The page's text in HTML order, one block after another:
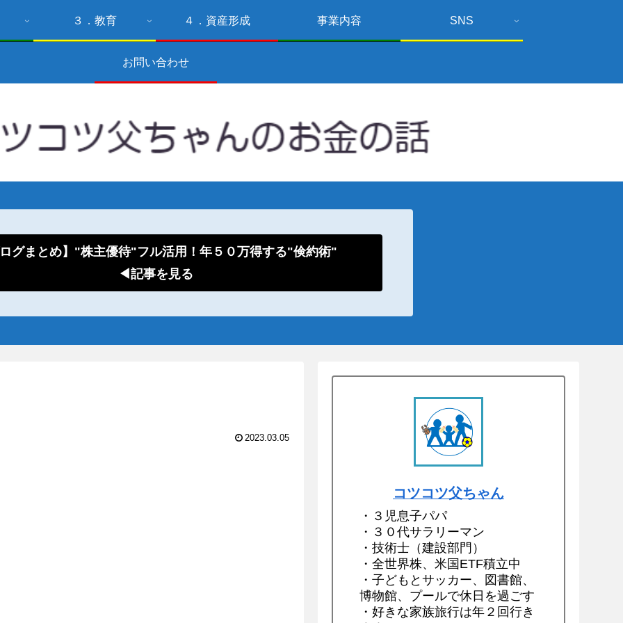
３．教育 ４．資産形成 事業内容 SNS
お問い合わせ
グまとめ】"株主優待"フル活用！年５０万得する"倹約術"
◀記事を見る
2023.03.05
コツコツ父ちゃん
・３児息子パパ
・３０代サラリーマン
・技術士（建設部門）
・全世界株、米国ETF積立中
・子どもとサッカー、図書館、
博物館、プールで休日を過ごす
・好きな家族旅行は年２回行き